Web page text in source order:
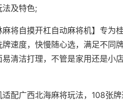
法及特色;
麻将自摸开杠自动麻将机】专
牌速度，快慢随心选，满足不同
易清洁打理，不管是家用还是小
配广西北海麻将玩法，108张